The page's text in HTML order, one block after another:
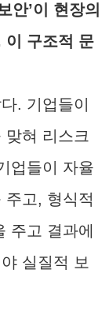
안’이 현장의
이 구조적 문
. 기업들이
혀 리스크
업들이 자율
고, 형식적
주고 결과에
실질적 보